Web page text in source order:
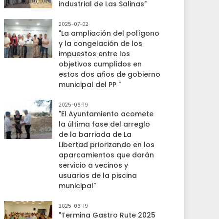
industrial de Las Salinas"
2025-07-02
"La ampliación del polígono
y la congelación de los
impuestos entre los
objetivos cumplidos en
estos dos años de gobierno
municipal del PP "
2025-06-19
"El Ayuntamiento acomete
la última fase del arreglo
de la barriada de La
Libertad priorizando en los
aparcamientos que darán
servicio a vecinos y
usuarios de la piscina
municipal"
2025-06-19
"Termina Gastro Rute 2025